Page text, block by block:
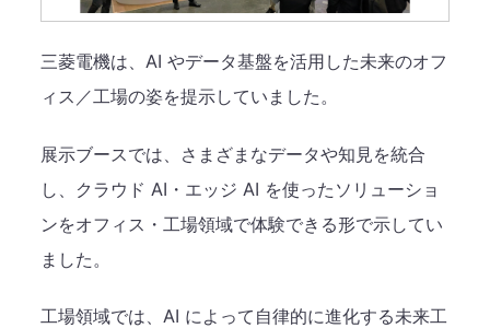
三菱電機は、AI やデータ基盤を活用した未来のオフ
ィス／工場の姿を提示していました。
展示ブースでは、さまざまなデータや知見を統合
し、クラウド AI・エッジ AI を使ったソリューショ
ンをオフィス・工場領域で体験できる形で示してい
ました。
工場領域では、AI によって自律的に進化する未来工